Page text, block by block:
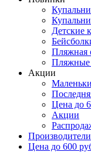
Детские
Пляжная
Пляжные
Акции
Цена до
Акции
Производители
Цена до 600